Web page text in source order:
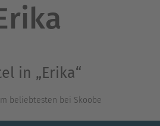
in „Erika“
beliebtesten bei Skoobe